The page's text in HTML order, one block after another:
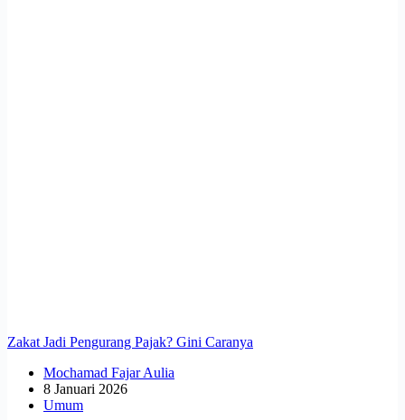
Zakat Jadi Pengurang Pajak? Gini Caranya
Mochamad Fajar Aulia
8 Januari 2026
Umum